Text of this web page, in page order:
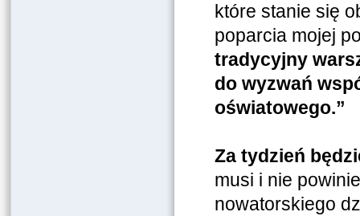
które stanie się
poparcia mojej
tradycyjny
do wyzwań
oświatowego.”
Za tydzień
musi i nie
nowatorskiego